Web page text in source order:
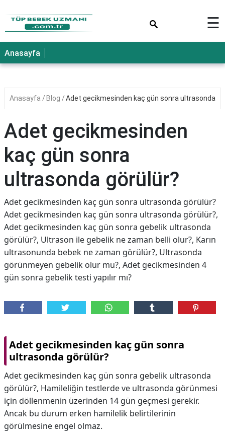
☰
Anasayfa
Anasayfa Blog Adet gecikmesinden kaç gün sonra ultrasonda
Adet gecikmesinden
kaç gün sonra
ultrasonda görülür?
Adet gecikmesinden kaç gün sonra ultrasonda görülür?
Adet gecikmesinden kaç gün sonra ultrasonda görülür?,
Adet gecikmesinden kaç gün sonra gebelik ultrasonda
görülür?, Ultrason ile gebelik ne zaman belli olur?, Karın
ultrasonunda bebek ne zaman görülür?, Ultrasonda
görünmeyen gebelik olur mu?, Adet gecikmesinden 4
gün sonra gebelik testi yapılır mı?
Adet gecikmesinden kaç gün sonra
ultrasonda görülür?
Adet gecikmesinden kaç gün sonra gebelik ultrasonda
görülür?, Hamileliğin testlerde ve ultrasonda görünmesi
için döllenmenin üzerinden 14 gün geçmesi gerekir.
Ancak bu durum erken hamilelik belirtilerinin
görülmesine engel olmaz.